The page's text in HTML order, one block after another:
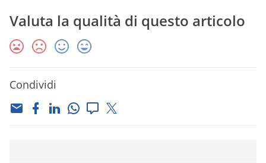
Valuta la qualità di questo articolo
Condividi